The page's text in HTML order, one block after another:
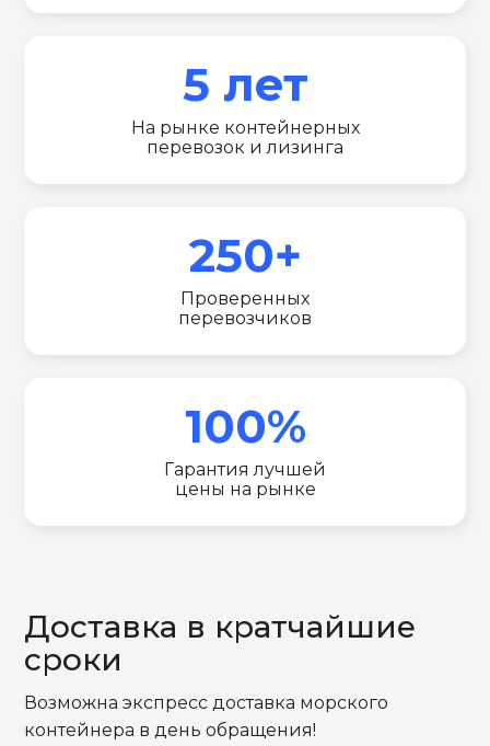
5 лет
На рынке контейнерных
перевозок и лизинга
250+
Проверенных
перевозчиков
100%
Гарантия лучшей
цены на рынке
Доставка в кратчайшие
сроки
Возможна экспресс доставка морского
контейнера в день обращения!